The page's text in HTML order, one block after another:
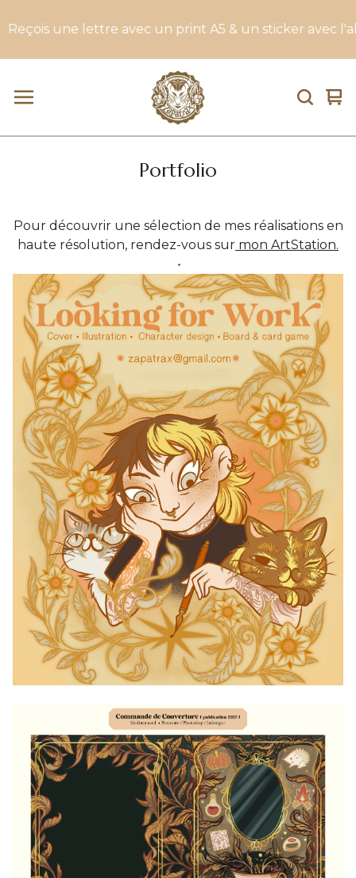
avec un print A5 & un sticker avec l'abonnement
0
Portfolio
Pour découvrir une sélection de mes réalisations en
haute résolution, rendez-vous sur mon ArtStation.
•